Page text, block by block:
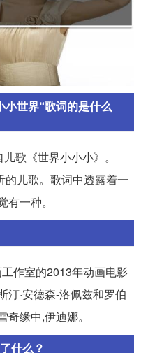
小世界“歌词的是什么
歌《世界小小小》。
的儿歌。歌词中透露着一
一种。
工作室的2013年动画电影
汀·安德森-洛佩兹和罗伯
缘中,伊迪娜。
什么？